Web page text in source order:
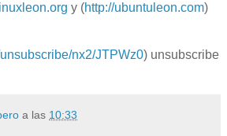
linuxleon.org y (http://ubuntuleon.com)
nx2/JTPWz0) unsubscribe
a las 10:33